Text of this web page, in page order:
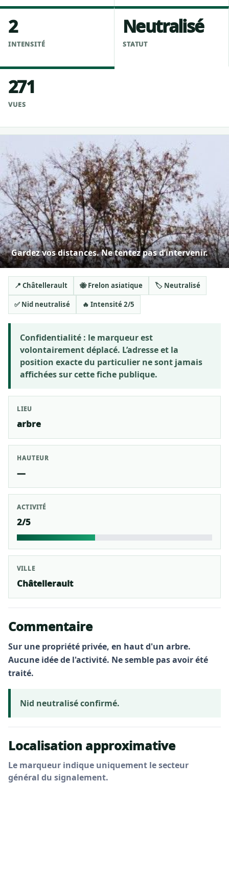
2
INTENSITÉ
Neutralisé
STATUT
271
VUES
Gardez vos distances. Ne tentez pas d’intervenir.
📍 Châtellerault 🐝 Frelon asiatique 🏷️ Neutralisé
✅ Nid neutralisé 🔥 Intensité 2/5
Confidentialité : le marqueur est
volontairement déplacé. L’adresse et la
position exacte du particulier ne sont jamais
affichées sur cette fiche publique.
LIEU
arbre
HAUTEUR
—
ACTIVITÉ
2/5
VILLE
Châtellerault
Commentaire
Sur une propriété privée, en haut d'un arbre.
Aucune idée de l'activité. Ne semble pas avoir été
traité.
Nid neutralisé confirmé.
Localisation approximative
Le marqueur indique uniquement le secteur
général du signalement.